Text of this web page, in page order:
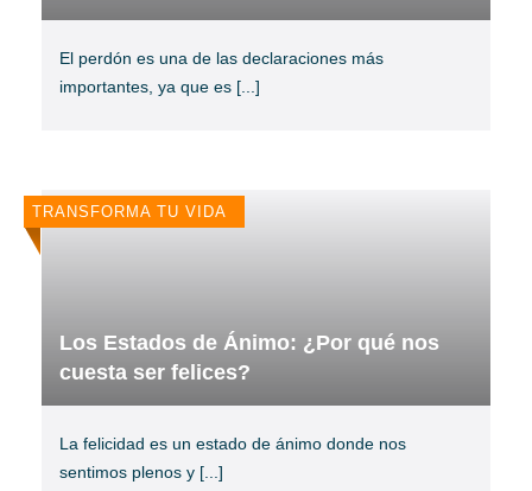
El perdón es una de las declaraciones más
importantes, ya que es [...]
TRANSFORMA TU VIDA
Los Estados de Ánimo: ¿Por qué nos
cuesta ser felices?
La felicidad es un estado de ánimo donde nos
sentimos plenos y [...]